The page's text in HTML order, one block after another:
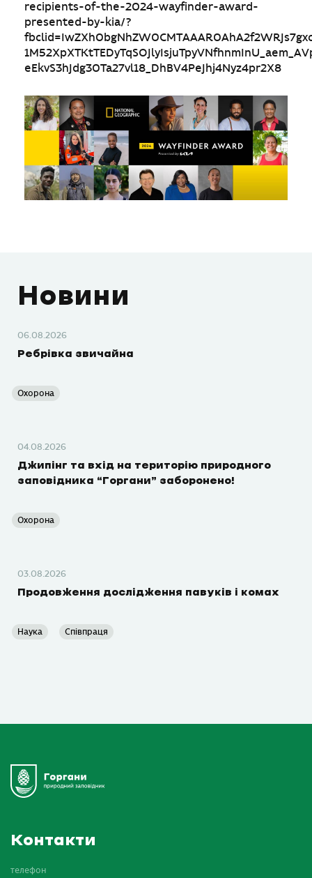
recipients-of-the-2024-wayfinder-award-
presented-by-kia/?
eEkvS3hJdg30Ta27vl18_DhBV4PeJhj4Nyz4pr2X8
Новини
06.08.2026
Ребрівка звичайна
Охорона
04.08.2026
Джипінг та вхід на територію природного
заповідника “Горгани” заборонено!
Охорона
03.08.2026
Продовження дослідження павуків і комах
Наука Співпраця
Контакти
телефон